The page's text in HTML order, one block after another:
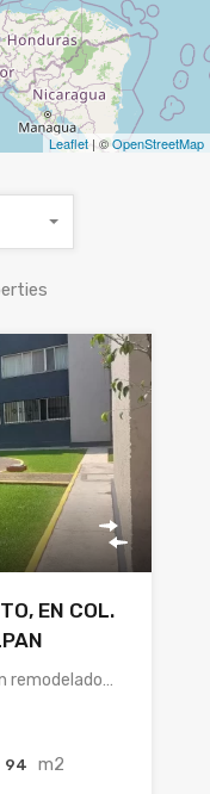
Leaflet | ©OpenStreetMap
EN COL.
remodelado…
94 m2